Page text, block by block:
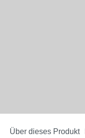
Über dieses Produkt